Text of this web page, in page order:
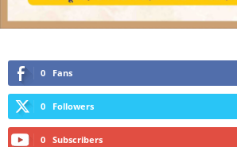
0 Fans
0 Followers
0 Subscribers